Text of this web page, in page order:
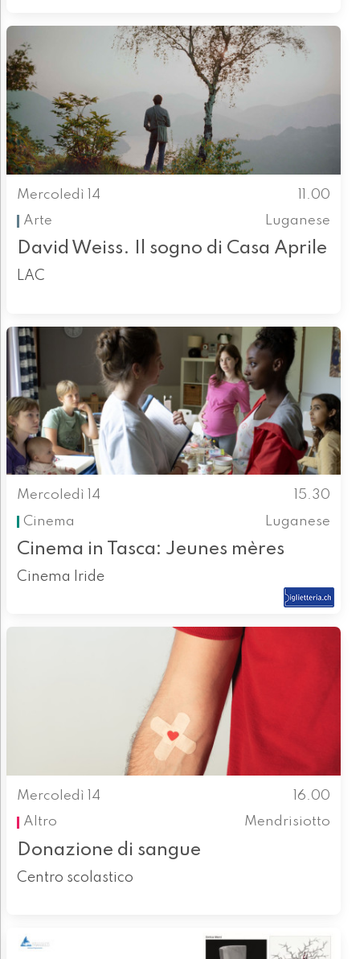
Mercoledì 14
11.00
Arte
Luganese
David Weiss. Il sogno di Casa Aprile
LAC
Mercoledì 14
15.30
Cinema
Luganese
Cinema in Tasca: Jeunes mères
Cinema Iride
Mercoledì 14
16.00
Altro
Mendrisiotto
Donazione di sangue
Centro scolastico